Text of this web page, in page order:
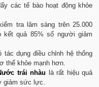
các tế bào hoạt động khỏe
tra lâm sàng trên 25.000
quả 85% số người giảm
dụng điều chỉnh hệ thống
thể khỏe mạnh hơn.
trái nhàu là rất hiệu quả
giảm sức lực.